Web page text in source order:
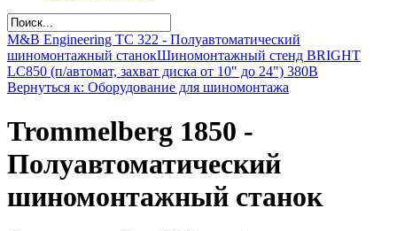
M&B Engineering TС 322 - Полуавтоматический
шиномонтажный станокШиномонтажный стенд BRIGHT
LC850 (п/автомат, захват диска от 10" до 24") 380В
Вернуться к: Оборудование для шиномонтажа
Trommelberg 1850 -
Полуавтоматический
шиномонтажный станок